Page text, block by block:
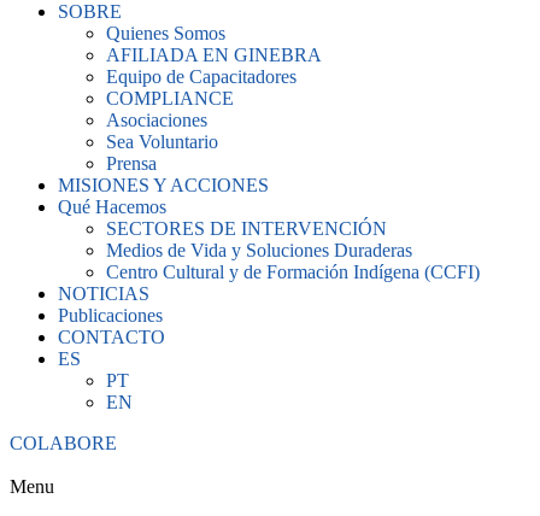
SOBRE
Quienes Somos
AFILIADA EN GINEBRA
Equipo de Capacitadores
COMPLIANCE
Asociaciones
Sea Voluntario
Prensa
MISIONES Y ACCIONES
Qué Hacemos
SECTORES DE INTERVENCIÓN
Medios de Vida y Soluciones Duraderas
Centro Cultural y de Formación Indígena (CCFI)
NOTICIAS
Publicaciones
CONTACTO
ES
PT
EN
COLABORE
Menu